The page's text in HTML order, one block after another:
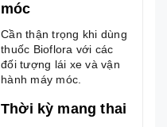
móc
Cần thận trọng khi dùng
thuốc Bioflora với các
đối tượng lái xe và vận
hành máy móc.
Thời kỳ mang thai